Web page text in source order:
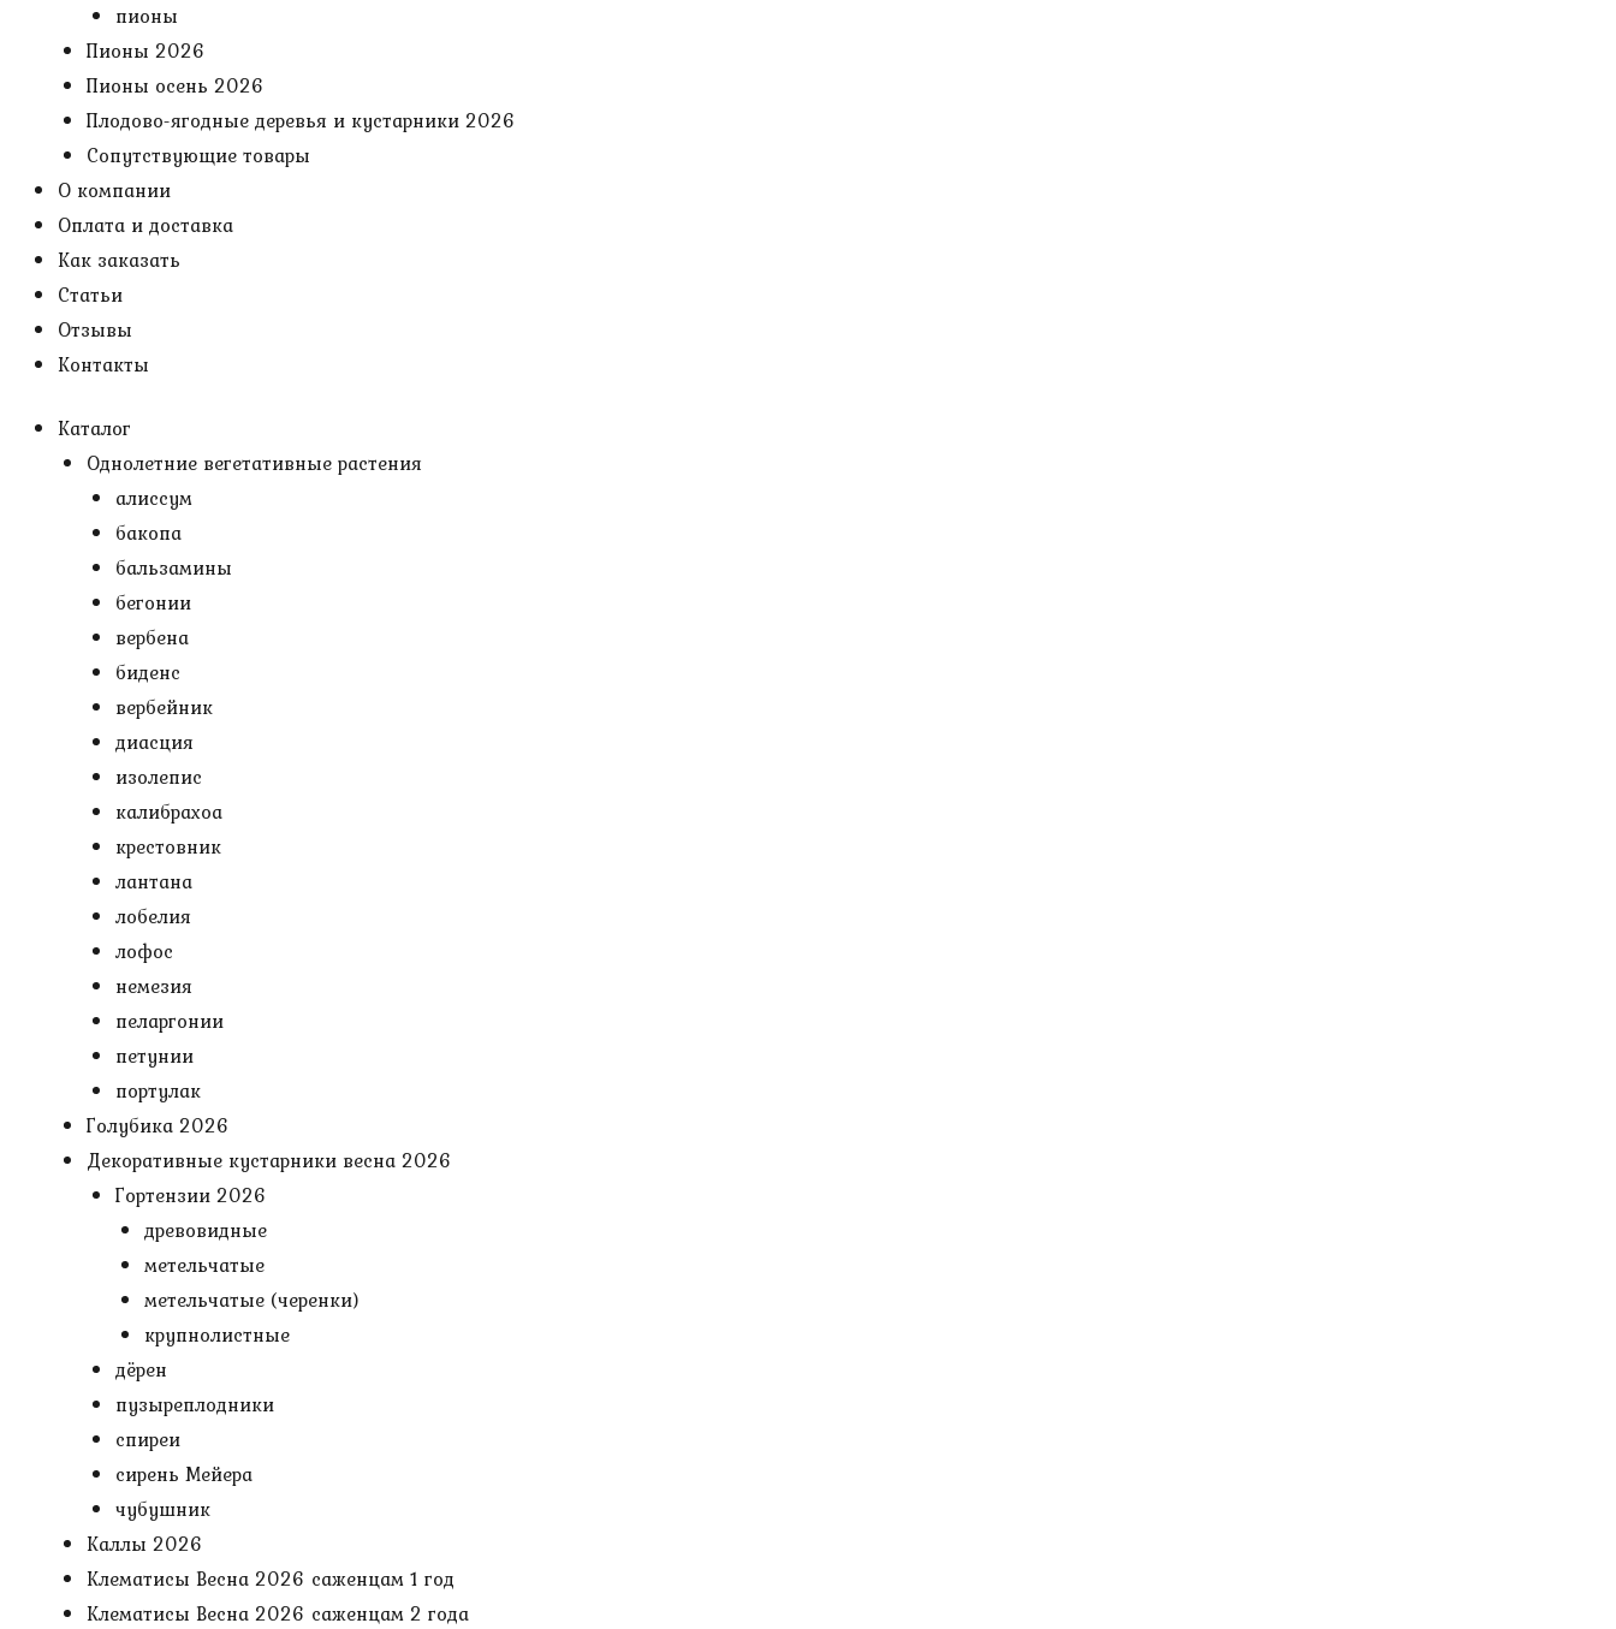
пионы
Пионы 2026
Пионы осень 2026
Плодово-ягодные деревья и кустарники 2026
Сопутствующие товары
О компании
Оплата и доставка
Как заказать
Статьи
Отзывы
Контакты
Каталог
Однолетние вегетативные растения
алиссум
бакопа
бальзамины
бегонии
вербена
биденс
вербейник
диасция
изолепис
калибрахоа
крестовник
лантана
лобелия
лофос
немезия
пеларгонии
петунии
портулак
Голубика 2026
Декоративные кустарники весна 2026
Гортензии 2026
древовидные
метельчатые
метельчатые (черенки)
крупнолистные
дёрен
пузыреплодники
спиреи
сирень Мейера
чубушник
Каллы 2026
Клематисы Весна 2026 саженцам 1 год
Клематисы Весна 2026 саженцам 2 года